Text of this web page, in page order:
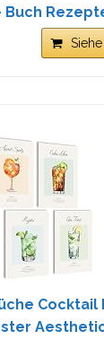
Buch
Cocktail